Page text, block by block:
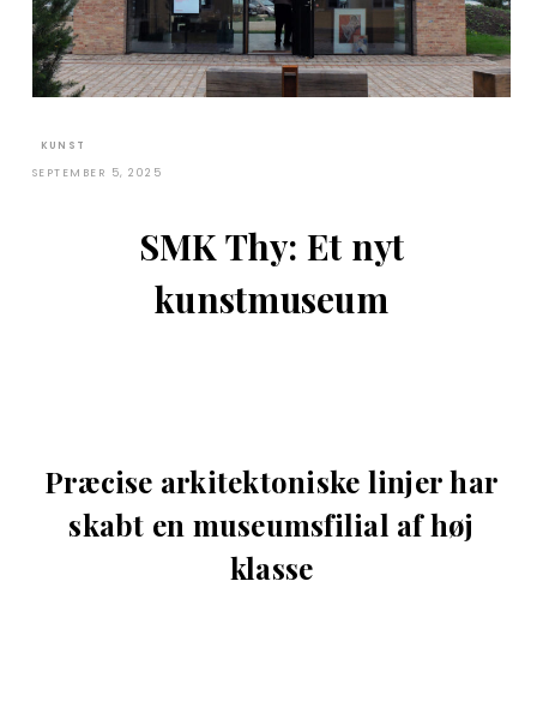
KUNST
SEPTEMBER 5, 2025
SMK Thy: Et nyt
kunstmuseum
Præcise arkitektoniske linjer har
skabt en museumsfilial af høj
klasse